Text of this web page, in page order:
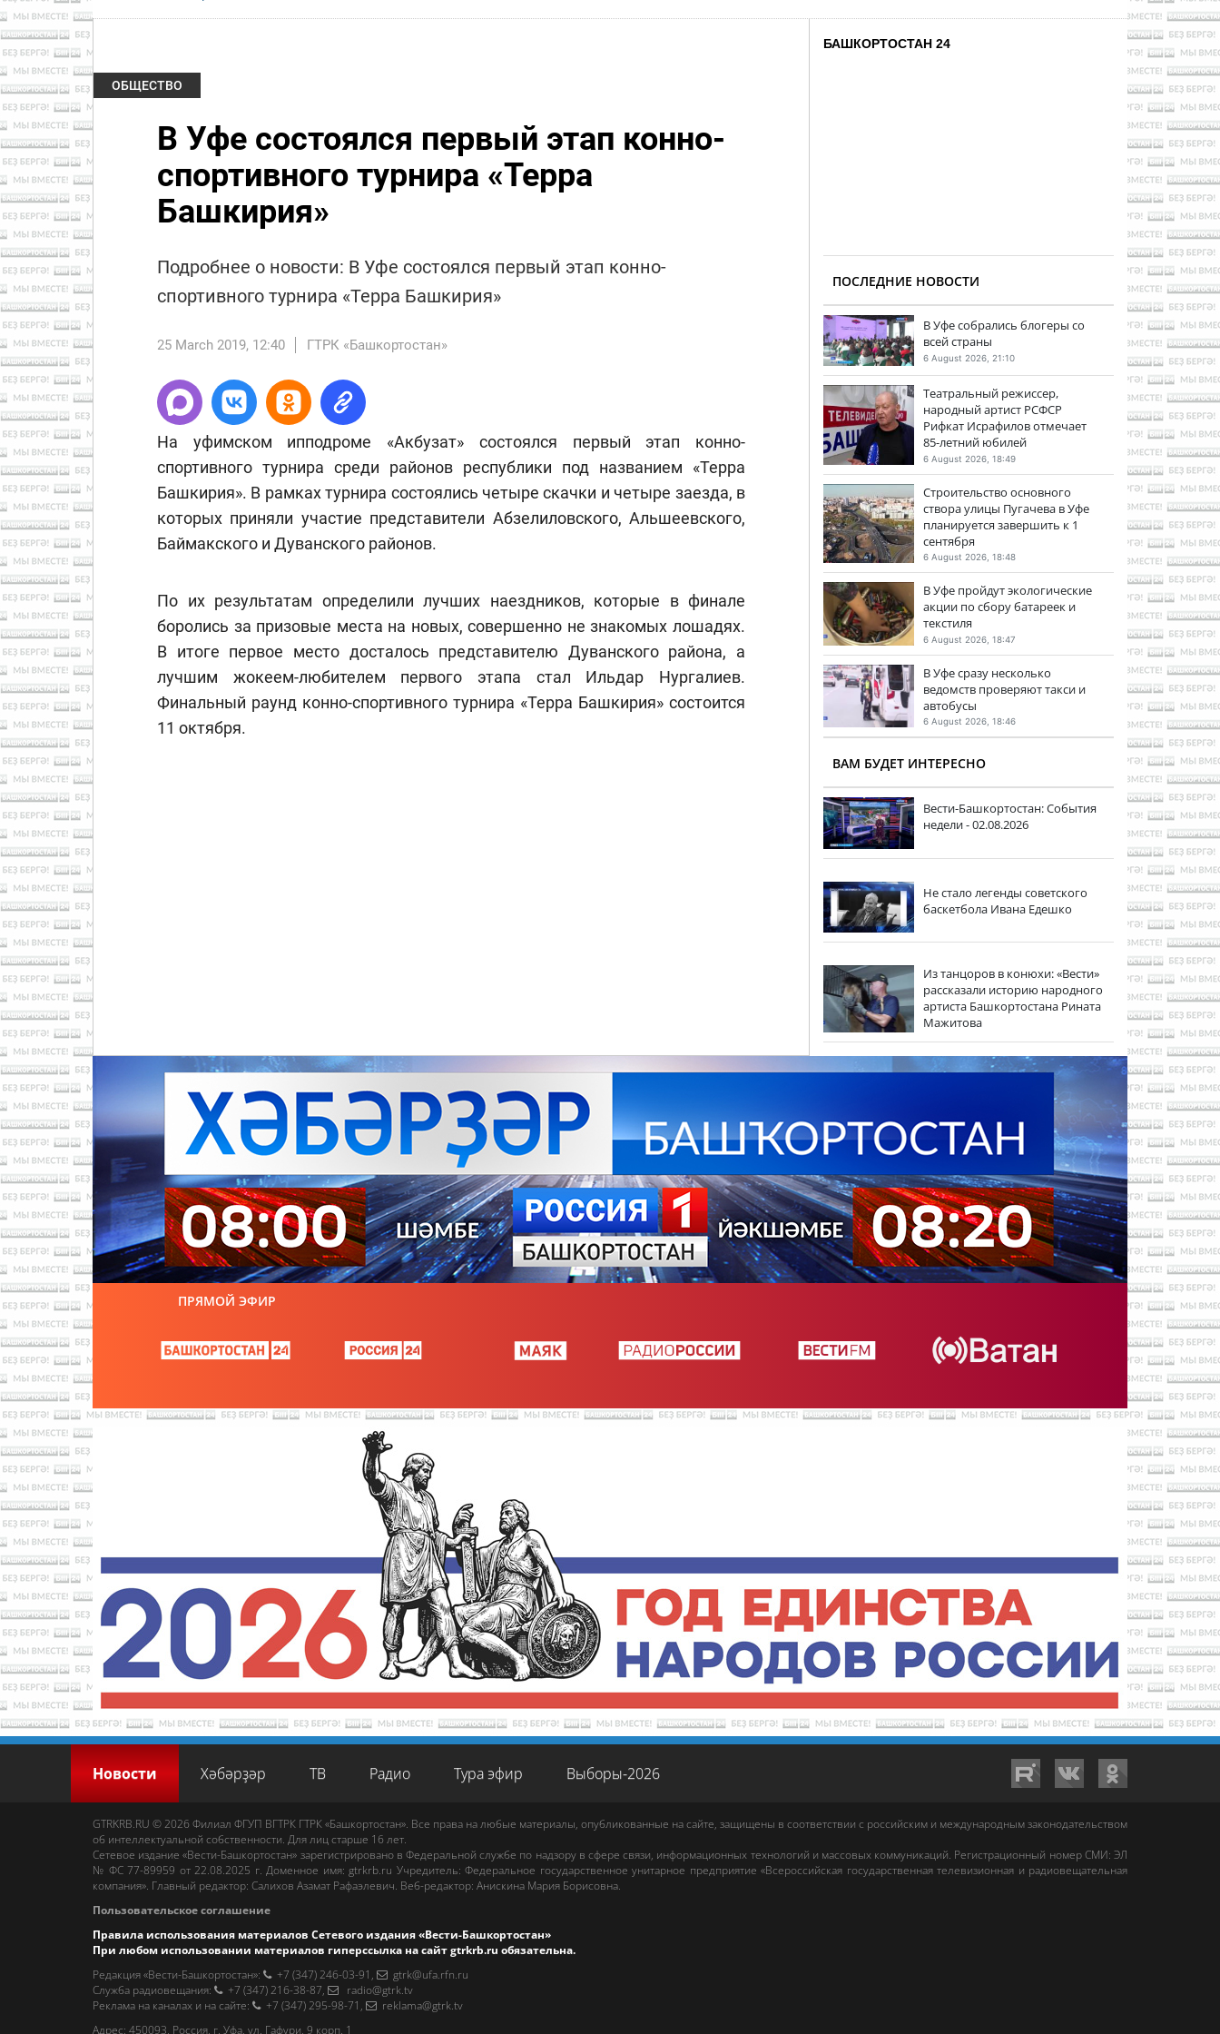
ОБЩЕСТВО
В Уфе состоялся первый этап конно-
спортивного турнира «Терра
Башкирия»
Подробнее о новости: В Уфе состоялся первый этап конно-
спортивного турнира «Терра Башкирия»
25 March 2019, 12:40 ГТРК «Башкортостан»
На уфимском ипподроме «Акбузат» состоялся первый этап конно-
спортивного турнира среди районов республики под названием «Терра
Башкирия». В рамках турнира состоялись четыре скачки и четыре заезда, в
которых приняли участие представители Абзелиловского, Альшеевского,
Баймакского и Дуванского районов.
По их результатам определили лучших наездников, которые в финале
боролись за призовые места на новых, совершенно не знакомых лошадях.
В итоге первое место досталось представителю Дуванского района, а
лучшим жокеем-любителем первого этапа стал Ильдар Нургалиев.
Финальный раунд конно-спортивного турнира «Терра Башкирия» состоится
11 октября.
БАШКОРТОСТАН 24
ПОСЛЕДНИЕ НОВОСТИ
В Уфе собрались блогеры со
всей страны
6 August 2026, 21:10
Театральный режиссер,
народный артист РСФСР
Рифкат Исрафилов отмечает
85-летний юбилей
6 August 2026, 18:49
Строительство основного
створа улицы Пугачева в Уфе
планируется завершить к 1
сентября
6 August 2026, 18:48
В Уфе пройдут экологические
акции по сбору батареек и
текстиля
6 August 2026, 18:47
В Уфе сразу несколько
ведомств проверяют такси и
автобусы
6 August 2026, 18:46
ВАМ БУДЕТ ИНТЕРЕСНО
Вести-Башкортостан: События
недели - 02.08.2026
Не стало легенды советского
баскетбола Ивана Едешко
Из танцоров в конюхи: «Вести»
рассказали историю народного
артиста Башкортостана Рината
Мажитова
ПРЯМОЙ ЭФИР
Новости Хәбәрҙәр ТВ Радио Тура эфир Выборы-2026
GTRKRB.RU © 2026 Филиал ФГУП ВГТРК ГТРК «Башкортостан». Все права на любые материалы, опубликованные на сайте, защищены в соответствии с российским и международным законодательством
об интеллектуальной собственности. Для лиц старше 16 лет.
Сетевое издание «Вести-Башкортостан» зарегистрировано в Федеральной службе по надзору в сфере связи, информационных технологий и массовых коммуникаций. Регистрационный номер СМИ: ЭЛ
№ ФС 77-89959 от 22.08.2025 г. Доменное имя:gtrkrb.ru Учредитель: Федеральное государственное унитарное предприятие «Всероссийская государственная телевизионная и радиовещательная
компания». Главный редактор: Салихов Азамат Рафаэлевич. Веб-редактор: Анискина Мария Борисовна.
Пользовательское соглашение
Правила использования материалов Сетевого издания «Вести-Башкортостан»
При любом использовании материалов гиперссылка на сайтgtrkrb.ru обязательна.
Редакция «Вести-Башкортостан»: +7 (347) 246-03-91 ,
gtrk@ufa.rfn.ru
Cлужба радиовещания: +7 (347) 216-38-87,
radio@gtrk.tv
Реклама на каналах и на сайте: +7 (347) 295-98-71 ,
reklama@gtrk.tv
Адрес: 450093, Россия, г. Уфа, ул. Гафури, 9 корп. 1